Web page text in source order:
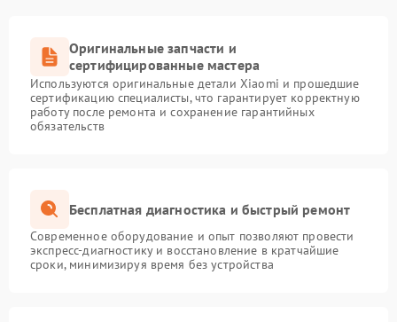
Оригинальные запчасти и
сертифицированные мастера
Используются оригинальные детали Xiaomi и прошедшие
сертификацию специалисты, что гарантирует корректную
работу после ремонта и сохранение гарантийных
обязательств
Бесплатная диагностика и быстрый ремонт
Современное оборудование и опыт позволяют провести
экспресс-диагностику и восстановление в кратчайшие
сроки, минимизируя время без устройства